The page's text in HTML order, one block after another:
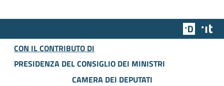
Team
CON IL CONTRIBUTO DI
PRESIDENZA DEL CONSIGLIO DEI MINISTRI
CAMERA DEI DEPUTATI